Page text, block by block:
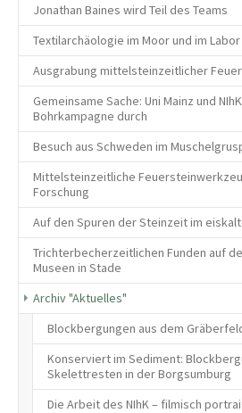
Jonathan Baines wird Teil des Teams
Textilarchäologie im Moor und im Labor
Ausgrabung mittelsteinzeitlicher
Gemeinsame Sache: Uni Mainz und
Bohrkampagne durch
Besuch aus Schweden im
Mittelsteinzeitliche
Forschung
Auf den Spuren der Steinzeit im
Trichterbecherzeitlichen Funden auf
Museen in Stade
Archiv "Aktuelles"
Blockbergungen aus dem
Konserviert im Sediment:
Skelettresten in der Borgsumburg
Die Arbeit des NIhK – filmisch